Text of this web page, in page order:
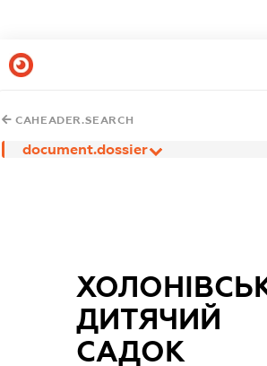
CAHEADER.SEARCH
document.dossier
ДИТЯЧИЙ
САДОК